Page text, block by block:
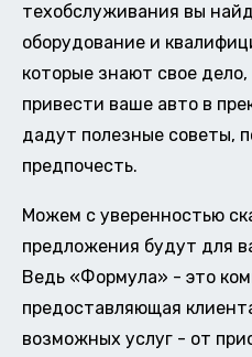
техобслуживания вы
оборудование и
которые знают свое
привести ваше авто в
дадут полезные советы,
предпочесть.
Можем с уверенностью
предложения будут для
Ведь «Формула» - это
предоставляющая
возможных услуг - от